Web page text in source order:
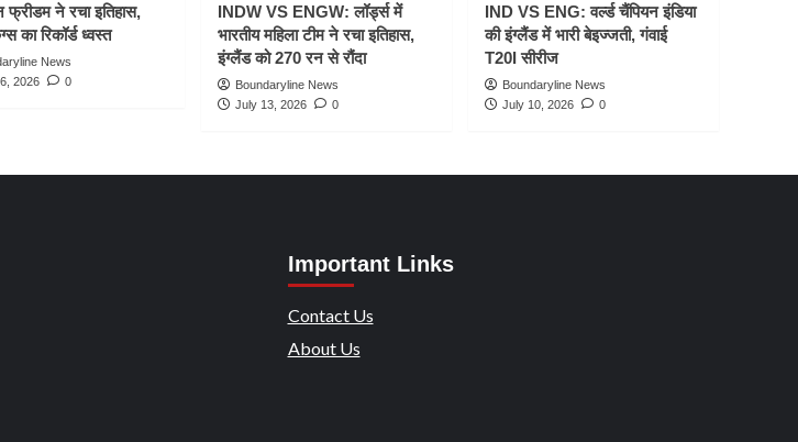
फ्रीडम ने रचा इतिहास,
का रिकॉर्ड ध्वस्त
News
2026
0
INDW VS ENGW: लॉर्ड्स में
भारतीय महिला टीम ने रचा इतिहास,
इंग्लैंड को 270 रन से रौंदा
Boundaryline News
July 13, 2026
0
IND VS ENG: वर्ल्ड चैंपियन इंडिया
की इंग्लैंड में भारी बेइज्जती, गंवाई
T20I सीरीज
Boundaryline News
July 10, 2026
0
Important Links
Contact Us
About Us